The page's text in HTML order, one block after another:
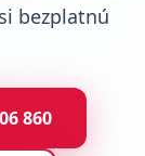
bezplatnú
860